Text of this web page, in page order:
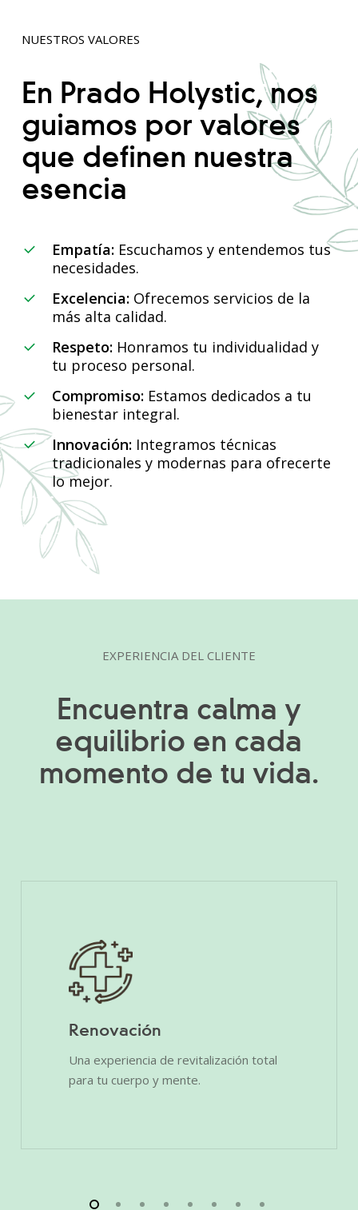
NUESTROS VALORES
En Prado Holystic, nos
guiamos por valores
que definen nuestra
esencia
Empatía:Escuchamos y entendemos tus
necesidades.
Excelencia:Ofrecemos servicios de la
más alta calidad.
Respeto:Honramos tu individualidad y
tu proceso personal.
Compromiso:Estamos dedicados a tu
bienestar integral.
Innovación:Integramos técnicas
tradicionales y modernas para ofrecerte
lo mejor.
EXPERIENCIA DEL CLIENTE
Encuentra calma y
equilibrio en cada
momento de tu vida.
Renovación
Una experiencia de revitalización total
para tu cuerpo y mente.